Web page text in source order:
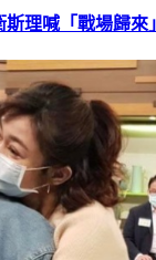
斯理喊「戰場歸